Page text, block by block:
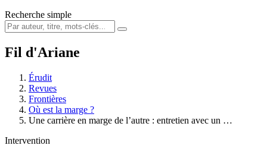
Recherche simple
Fil d'Ariane
Érudit
Revues
Frontières
Où est la marge ?
Une carrière en marge de l’autre : entretien avec un …
Intervention